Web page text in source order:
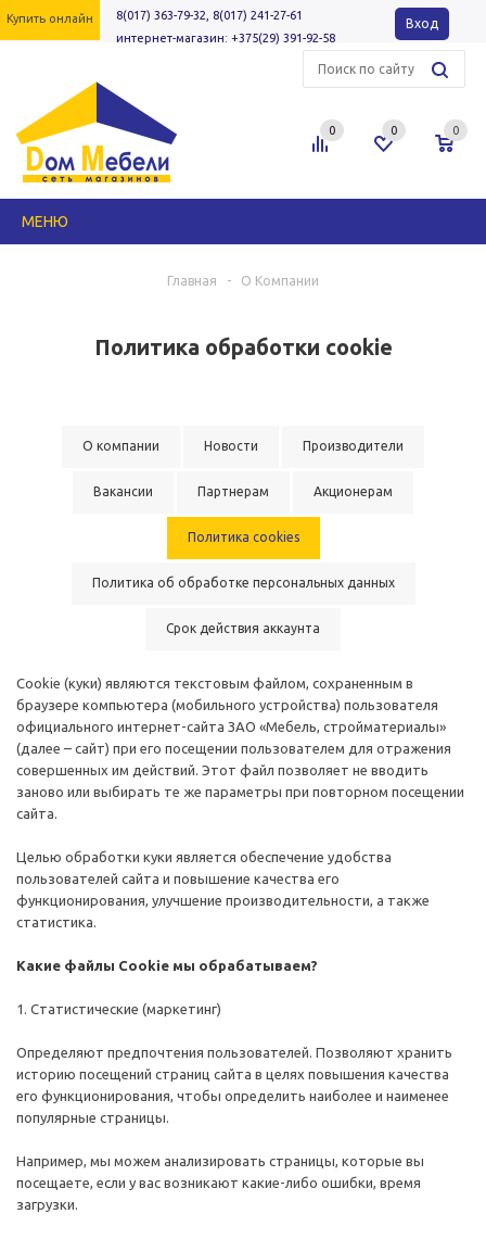
Купить онлайн Вход
8(017) 363-79-32, 8(017) 241-27-61
интернет-магазин: +375(29) 391-92-58
0 0 0
МЕНЮ
Главная - О Компании
Политика обработки cookie
О компании Новости Производители
Вакансии Партнерам Акционерам
Политика cookies
Политика об обработке персональных данных
Срок действия аккаунта
Cookie (куки) являются текстовым файлом, сохраненным в
браузере компьютера (мобильного устройства) пользователя
официального интернет-сайта ЗАО «Мебель, стройматериалы»
(далее – сайт) при его посещении пользователем для отражения
совершенных им действий. Этот файл позволяет не вводить
заново или выбирать те же параметры при повторном посещении
сайта.
Целью обработки куки является обеспечение удобства
пользователей сайта и повышение качества его
функционирования, улучшение производительности, а также
статистика.
Какие файлы Cookie мы обрабатываем?
1. Статистические (маркетинг)
Определяют предпочтения пользователей. Позволяют хранить
историю посещений страниц сайта в целях повышения качества
его функционирования, чтобы определить наиболее и наименее
популярные страницы.
Например, мы можем анализировать страницы, которые вы
посещаете, если у вас возникают какие-либо ошибки, время
загрузки.